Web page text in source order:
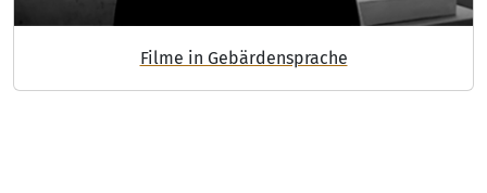
Filme in Gebärdensprache